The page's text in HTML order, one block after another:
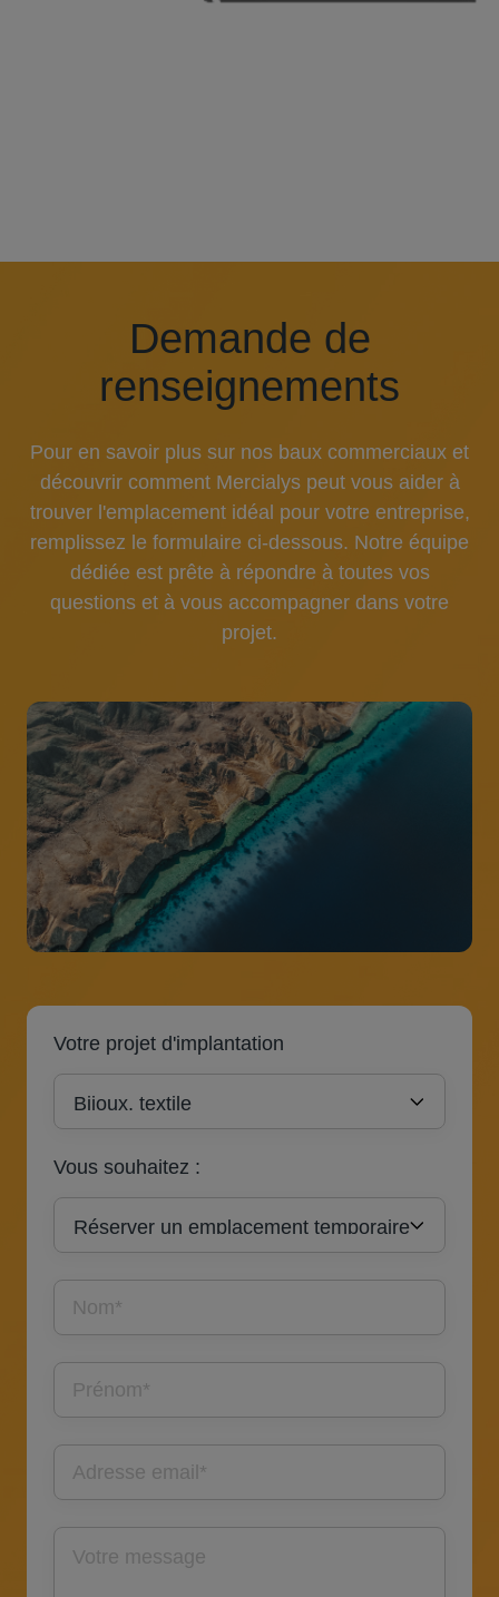
Demande de
renseignements
Pour en savoir plus sur nos baux commerciaux et
découvrir comment Mercialys peut vous aider à
trouver l'emplacement idéal pour votre entreprise,
remplissez le formulaire ci-dessous. Notre équipe
dédiée est prête à répondre à toutes vos
questions et à vous accompagner dans votre
projet.
Votre projet d'implantation
Vous souhaitez :